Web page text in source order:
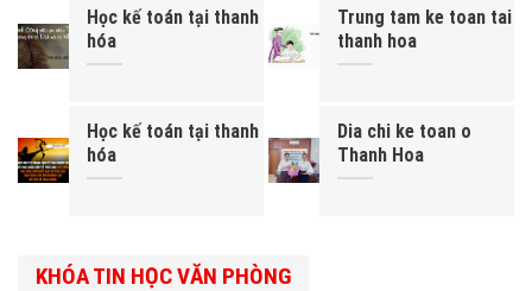
Học kế toán tại thanh
hóa
Trung tam ke toan tai
thanh hoa
Học kế toán tại thanh
hóa
Dia chi ke toan o
Thanh Hoa
KHÓA TIN HỌC VĂN PHÒNG